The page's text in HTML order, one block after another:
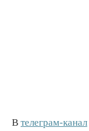
В телеграм-канал